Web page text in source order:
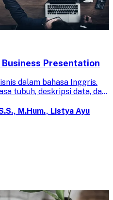
Presentation
dalam bahasa Inggris.
tubuh, deskripsi data, dan
M.Hum., Listya Ayu